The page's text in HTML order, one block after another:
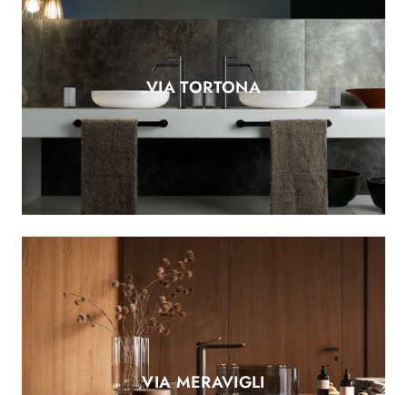
VIA TORTONA
VIA MERAVIGLI